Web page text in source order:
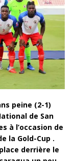
peine (2-1)
de San
à l’occasion de
la Gold-Cup .
derrière le